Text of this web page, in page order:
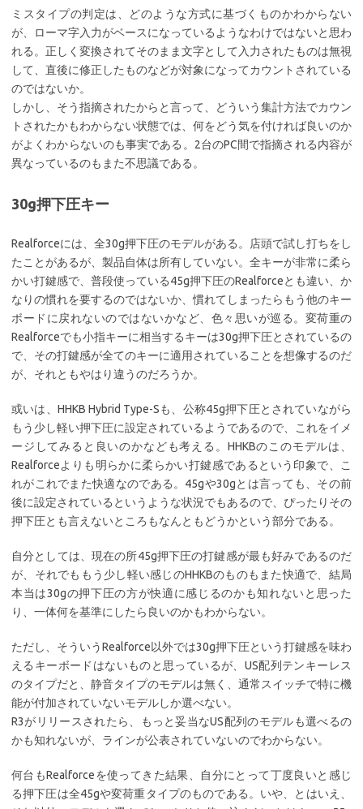
ミスタイプの判定は、どのような方式に基づくものかわからない
が、ローマ字入力がベースになっているようなわけではないと思わ
れる。正しく変換されてそのまま文字として入力されたものは無視
して、直後に修正したものなどが対象になってカウントされている
のではないか。
しかし、そう指摘されたからと言って、どういう集計方法でカウン
トされたかもわからない状態では、何をどう気を付ければ良いのか
がよくわからないのも事実である。2台のPC間で指摘される内容が
異なっているのもまた不思議である。
30g押下圧キー
Realforceには、全30g押下圧のモデルがある。店頭で試し打ちをし
たことがあるが、製品自体は所有していない。全キーが非常に柔ら
かい打鍵感で、普段使っている45g押下圧のRealforceとも違い、か
なりの慣れを要するのではないか、慣れてしまったらもう他のキー
ボードに戻れないのではないかなど、色々思いが巡る。変荷重の
Realforceでも小指キーに相当するキーは30g押下圧とされているの
で、その打鍵感が全てのキーに適用されていることを想像するのだ
が、それともやはり違うのだろうか。
或いは、HHKB Hybrid Type-Sも、公称45g押下圧とされていながら
もう少し軽い押下圧に設定されているようであるので、これをイメ
ージしてみると良いのかなども考える。HHKBのこのモデルは、
Realforceよりも明らかに柔らかい打鍵感であるという印象で、こ
れがこれでまた快適なのである。45gや30gとは言っても、その前
後に設定されているというような状況でもあるので、ぴったりその
押下圧とも言えないところもなんともどうかという部分である。
自分としては、現在の所45g押下圧の打鍵感が最も好みであるのだ
が、それでももう少し軽い感じのHHKBのものもまた快適で、結局
本当は30gの押下圧の方が快適に感じるのかも知れないと思った
り、一体何を基準にしたら良いのかもわからない。
ただし、そういうRealforce以外では30g押下圧という打鍵感を味わ
えるキーボードはないものと思っているが、US配列テンキーレス
のタイプだと、静音タイプのモデルは無く、通常スイッチで特に機
能が付加されていないモデルしか選べない。
R3がリリースされたら、もっと妥当なUS配列のモデルも選べるの
かも知れないが、ラインが公表されていないのでわからない。
何台もRealforceを使ってきた結果、自分にとって丁度良いと感じ
る押下圧は全45gや変荷重タイプのものである。いや、とはいえ、